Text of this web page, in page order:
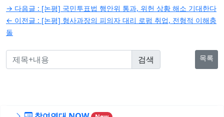
글
탐
색
→ 다음글 : [논평] 국민투표법 행안위 통과, 위헌 상황 해소 기대한다
← 이전글 : [논평] 형사과장의 피의자 대리 로펌 취업, 전형적 이해충
돌
목록